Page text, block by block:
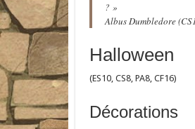
? »
Albus Dumbledore
Halloween
(ES10, CS8, PA8, CF16)
Décorations